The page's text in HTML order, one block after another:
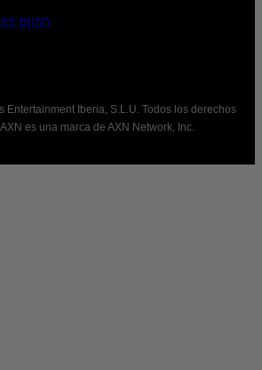
push
Entertainment Iberia, S.L.U. Todos los derechos
es una marca de AXN Network, Inc.